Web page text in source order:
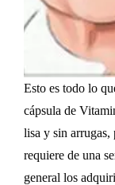
Esto es todo lo
cápsula de
lisa y sin arrugas,
requiere de una
general los